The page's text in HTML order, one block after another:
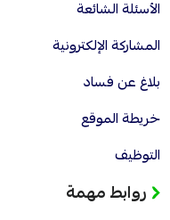
الأسئلة الشائعة
المشاركة الإلكترونية
بلاغ عن فساد
خريطة الموقع
التوظيف
روابط مهمة